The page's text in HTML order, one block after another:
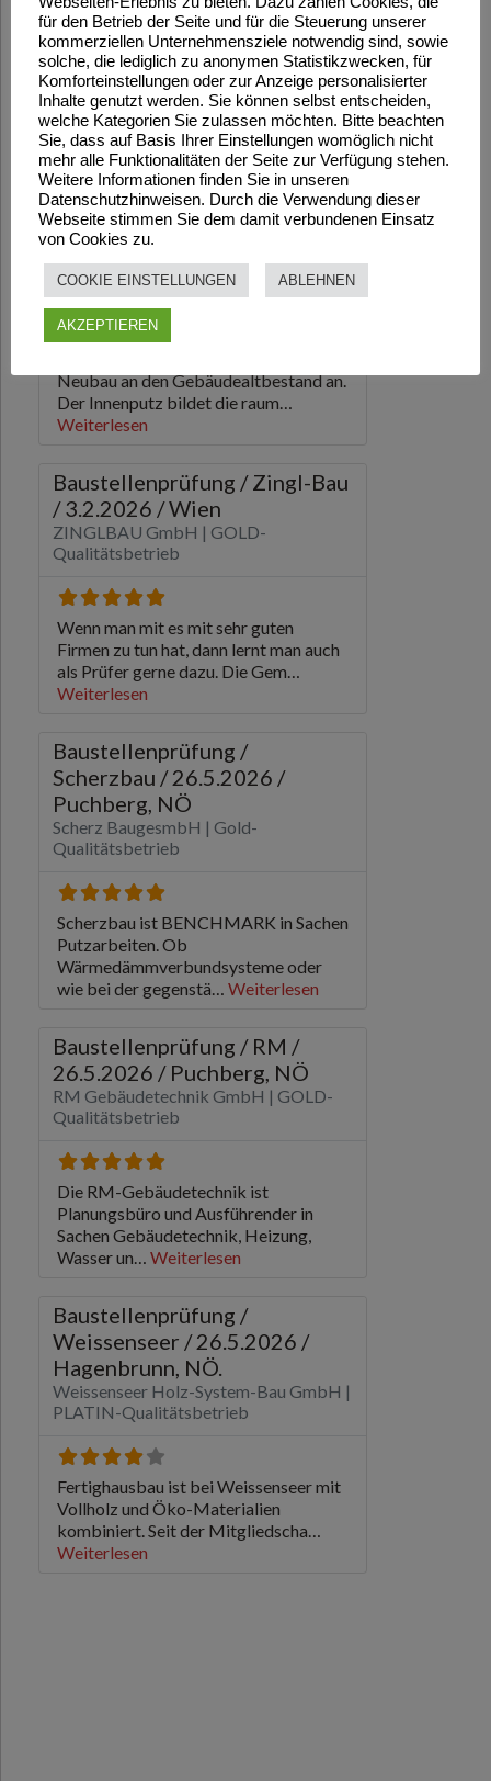
für den Betrieb der Seite und für die Steuerung unserer
kommerziellen Unternehmensziele notwendig sind, sowie
solche, die lediglich zu anonymen Statistikzwecken, für
Komforteinstellungen oder zur Anzeige personalisierter
Inhalte genutzt werden. Sie können selbst entscheiden,
welche Kategorien Sie zulassen möchten. Bitte beachten
Sie, dass auf Basis Ihrer Einstellungen womöglich nicht
mehr alle Funktionalitäten der Seite zur Verfügung stehen.
Weitere Informationen finden Sie in unseren
Datenschutzhinweisen. Durch die Verwendung dieser
Webseite stimmen Sie dem damit verbundenen Einsatz
von Cookies zu.
COOKIE EINSTELLUNGEN ABLEHNEN
AKZEPTIEREN